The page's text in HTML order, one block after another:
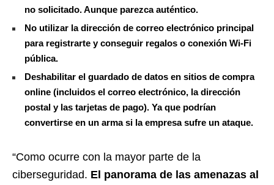
no solicitado. Aunque parezca auténtico.
No utilizar la dirección de correo electrónico principal
para registrarte y conseguir regalos o conexión Wi-Fi
pública.
Deshabilitar el guardado de datos en sitios de compra
online (incluidos el correo electrónico, la dirección
postal y las tarjetas de pago). Ya que podrían
convertirse en un arma si la empresa sufre un ataque.
“Como ocurre con la mayor parte de la
ciberseguridad. El panorama de las amenazas al